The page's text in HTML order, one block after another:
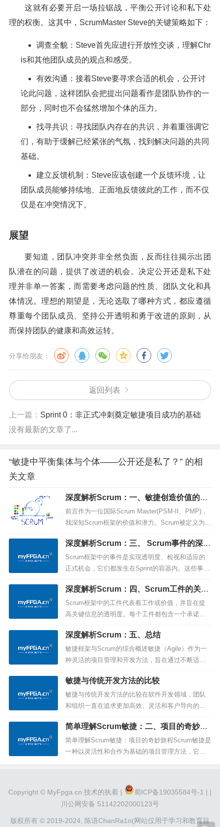
这就有必要开启一场拉锯战，平衡公开讨论和私下处
理的权衡。这其中，ScrumMaster Steve的关键策略如下：
调查全貌：Steve首先应进行开放性交谈，理解Chr
is和其他团队成员的观点和感受。
有效沟通：接着Steve要寻求合适的机会，公开讨
论此问题，这样团队会把提出问题看作是团队协作的一
部分，同时也不会猛然增加个体的压力。
找寻共识：寻找团队内存在的共识，并着重强调它
们，有助于缓解已经紧张的气氛，找到解决问题的共同
基础。
建立反馈机制：Steve应该创建一个反馈环境，让
团队成员能够持续地、正面地反馈彼此的工作，而不仅
仅是在冲突情况下。
展望
要知道，团队冲突并非全然负面，反而往往揭示出团
队潜在的问题，提供了改进的机会。决定公开还是私下处
理并非单一答案，而需要考虑问题的性质、团队文化和具
体情况。理想的期望是，无论选取了哪种方式，都应遵循
尊重每个团队成员、坚持公开透明和勇于改进的原则，从
而保持团队的健康和高效运转。
分享给朋友：
返回列表
上一篇： Sprint 0：非正式冲刺奠定敏捷项目成功的基础
没有最新的文章了...
“敏捷中平衡集体与个体——公开还是私了？” 的相
关文章
深度解析Scrum：一、敏捷创造价值的艺
术
前言作为一位国际Scrum Master(PSM-II、PMP)，
我深知Scrum框架的价值和潜力。Scrum被定义为一
个轻量级的框架，旨在通过自适应解决方案帮助个
人、团队和组织创造价值。在这篇博文中，我将深
入探讨Scrum的定义、理论、价值观以及Scrum Tea
m的关键角色。Scrum的定义Sc...
深度解析Scrum：三、 Scrum事件的深入
解析
Scrum框架中的事件是实现透明度、检视和适应的
正式机会，它们都发生在Sprint的容器内。这些事件
不仅创造了规律性，还最小化了对Scrum之外未定
义的会议的需求。以下是Scrum框架中的关键事
件：SprintSprint是Scrum的核心，是创意转化为价
值的地方。作为一个固定时长的事件，为期一个
月...
深度解析Scrum：四、Scrum工件的关键
角色和承诺
Scrum框架中的工件代表着工作或价值，并旨在提
高关键信息的透明度。每个工件都包含一个承诺，
以确保它提供可增强透明度并聚焦于可度量进展的
信息。以下是Scrum框架中三个重要的工件及其关
键承诺：1. Product BacklogProduct Backlog是一
份涌现的、有序的清单，列出了改进产品所...
深度解析Scrum：五、总结
敏捷框架与Scrum的综合概述敏捷（Agile）作为一
种灵活的项目管理和开发方法，旨在通过不断适应
变化、强调协作和响应用户需求的方式，提高产品
交付的灵活性和效能。Scrum作为最流行的敏捷框
架之一，通过其独特的角色、事件和工件，提供了
一种有效的组织和管理复杂项目的方式。敏捷原则
与核心价值观敏捷方法的...
敏捷与传统开发方法的比较
敏捷与传统开发方法的比较在软件开发领域，团队
和组织一直在追求更加高效、灵活和客户导向的开
发方法。在这个背景下，敏捷（Agile）和传统开发
方法成为了两种主要的开发框架。在这篇文章中，
我们将对敏捷和传统开发方法进行全面比较，以帮
助团队更好地选择适合其需求的方法。敏捷开发1.
简单理解Scrum敏捷：二、项目的奇妙旅
程
简单理解Scrum敏捷：项目的奇妙旅程Scrum敏捷是
一种以灵活性和合作为基础的项目管理方法，它将
懂的语言和例子，更好地理解这一奇妙的项目管理
体系。1. Product Backlog - 项目的待办清单Pr...
Copyright © MyFpga.cn 技术的执着 | 蜀ICP备19035584号-1 | |
川公网安备 51142202000123号
版权所有 © 2019-2024, 陈语ChanRa1n(网站仅用于学习和教育目